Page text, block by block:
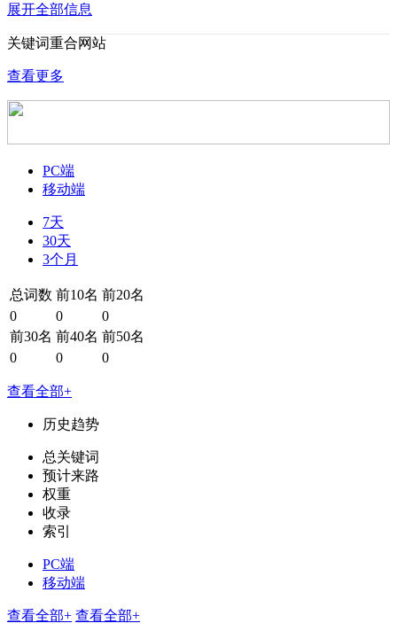
展开全部信息
关键词重合网站
查看更多
PC端
移动端
7天
30天
3个月
总词数 前10名 前20名
0
0
0
前30名 前40名 前50名
0
0 0
查看全部+
历史趋势
总关键词
预计来路
权重
收录
索引
PC端
移动端
查看全部+ 查看全部+